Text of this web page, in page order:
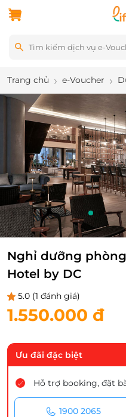
Trang chủ e-Voucher
Nghỉ dưỡng
Hotel by DC
5.0 (1 đánh giá)
1.550.000 đ
Ưu đãi đặc biệt
Hỗ trợ booking, đặt
1900 2065